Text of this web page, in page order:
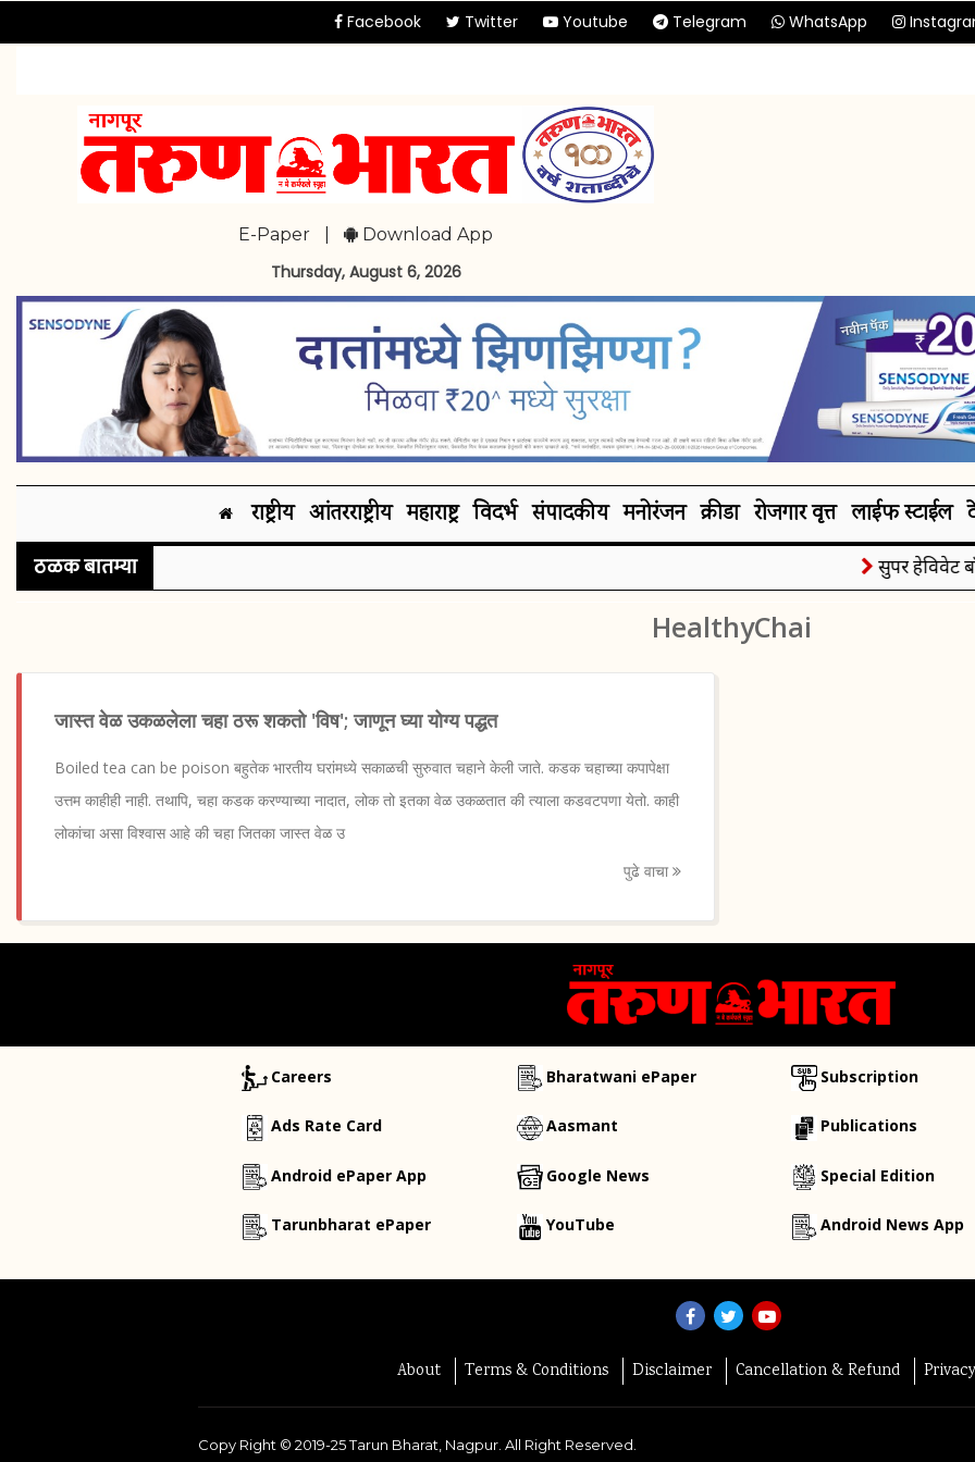
Facebook Twitter Youtube Telegram WhatsApp
E-Paper Download App
Thursday, August 6, 2026
राष्ट्रीय आंतरराष्ट्रीय महाराष्ट्र विदर्भ संपादकीय मनोरंजन क्रीडा रोजगार वृत्त लाईफ स्टाईल
ठळक बातम्या सुपर हेविवेट
HealthyChai
जास्त वेळ उकळलेला चहा ठरू शकतो 'विष'; जाणून घ्या योग्य पद्धत
Boiled tea can be poison बहुतेक भारतीय घरांमध्ये सकाळची सुरुवात चहाने केली जाते. कडक चहाच्या कपापेक्षा
उत्तम काहीही नाही. तथापि, चहा कडक करण्याच्या नादात, लोक तो इतका वेळ उकळतात की त्याला कडवटपणा येतो. काही
लोकांचा असा विश्वास आहे की चहा जितका जास्त वेळ उ
पुढे वाचा
Careers
Ads Rate Card
Android ePaper App
Tarunbharat ePaper
Bharatwani ePaper
Aasmant
Google News
YouTube
Subscription
Publications
Special Edition
Android News App
About Terms & Conditions Disclaimer Cancellation & Refund Privacy
Copy Right © 2019-25Tarun Bharat, Nagpur. All Right Reserved.